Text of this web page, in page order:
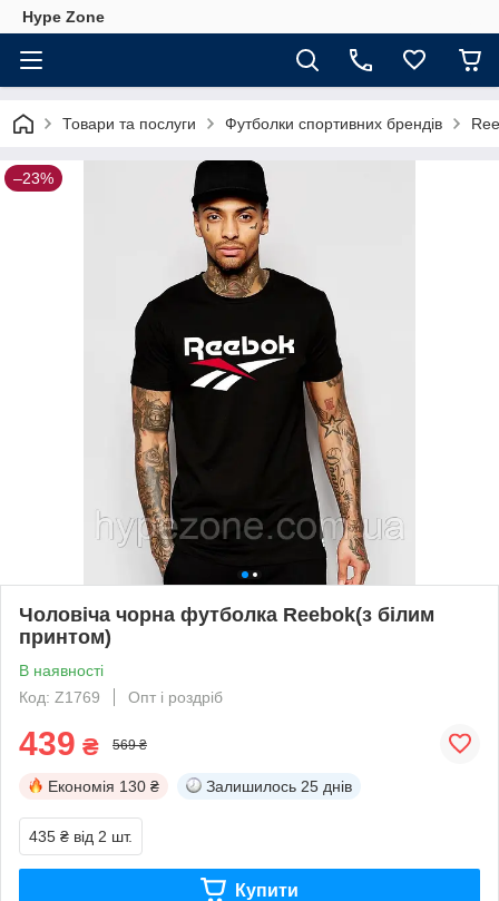
Hype Zone
Товари та послуги Футболки спортивних брендів
–23%
Чоловіча чорна футболка Reebok(з білим
принтом)
В наявності
Код: Z1769
Опт і роздріб
439 ₴ 569 ₴
Економія 130 ₴ Залишилось 25 днів
435 ₴ від 2 шт.
Купити